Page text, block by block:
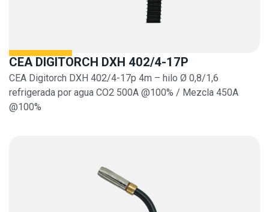
CEA DIGITORCH DXH 402/4-17P
CEA Digitorch DXH 402/4-17p 4m – hilo Ø 0,8/1,6
refrigerada por agua CO2 500A @100% / Mezcla 450A
@100%